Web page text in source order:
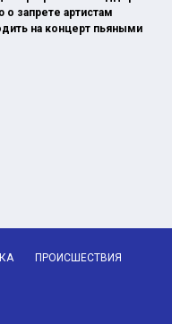
о запрете артистам
на концерт пьяными
ПРОИСШЕСТВИЯ